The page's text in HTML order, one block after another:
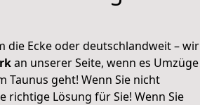
die Ecke oder deutschlandweit – wir
an unserer Seite, wenn es Umzüge
Taunus geht! Wenn Sie nicht
richtige Lösung für Sie! Wenn Sie